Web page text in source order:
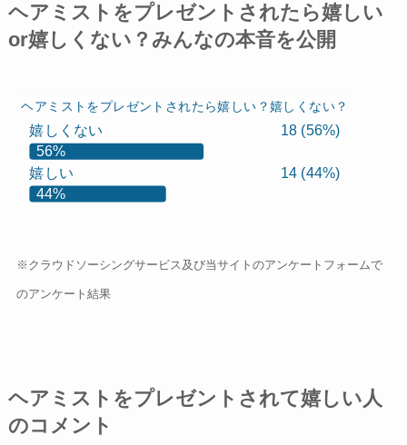
ヘアミストをプレゼントされたら嬉しい
or嬉しくない？みんなの本音を公開
ヘアミストをプレゼントされたら嬉しい？嬉しくない？
嬉しくない
18 (56%)
56%
嬉しい
14 (44%)
44%
※クラウドソーシングサービス及び当サイトのアンケートフォームで
のアンケート結果
ヘアミストをプレゼントされて嬉しい人
のコメント